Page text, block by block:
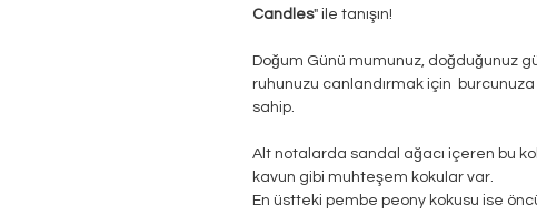
Candles" ile tanışın!
Doğum Günü mumunuz, doğduğunuz
ruhunuzu canlandırmak için
sahip.
Alt notalarda sandal ağacı içeren bu
kavun gibi muhteşem kokular var.
En üstteki pembe peony kokusu ise